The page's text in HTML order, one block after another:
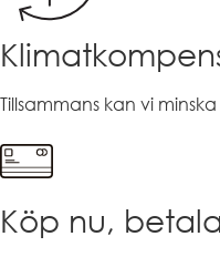
Tillsammans kan vi
Köp nu,